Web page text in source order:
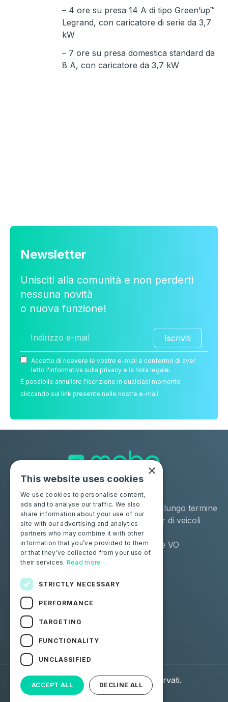
– 4 ore su presa 14 A di tipo Green’up™
Legrand, con caricatore di serie da 3,7
kW
– 7 ore su presa domestica standard da
8 A, con caricatore da 3,7 kW
Newsletter
Unisciti alla comunità e non perderti
nessuna novità
o nuova funzione!
Iscriviti
Accetto di ricevere le vostre e-mail e confermo di aver
letto l'informativa sulla privacy e la nota legale.
È possibile annullare l'iscrizione in qualsiasi momento
cliccando sul link presente nelle nostre e-mail.
Soluzioni
Moba Certify Pro
Negozio
Industrie
Noleggio a lungo termine
Remarketer di veicoli
usati
Distributore VO
Privati
Certifica la tua batteria
Seguici
Facebook
Linkedin
© 2026 Moba. Tutti i diritti riservati.
×
This website uses cookies
We use cookies to personalise content,
ads and to analyse our traffic. We also
share information about your use of our
site with our advertising and analytics
partners who may combine it with other
information that you’ve provided to them
or that they’ve collected from your use of
their services. Read more
STRICTLY NECESSARY
PERFORMANCE
TARGETING
FUNCTIONALITY
UNCLASSIFIED
ACCEPT ALL DECLINE ALL